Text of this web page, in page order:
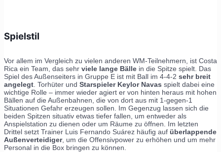
Spielstil
Vor allem im Vergleich zu vielen anderen WM-Teilnehmern, ist Costa
Rica ein Team, das sehr viele lange Bälle in die Spitze spielt. Das
Spiel des Außenseiters in Gruppe E ist mit Ball im 4-4-2 sehr breit
angelegt . Torhüter und Starspieler Keylor Navas spielt dabei eine
wichtige Rolle – immer wieder agiert er von hinten heraus mit hohen
Bällen auf die Außenbahnen, die von dort aus mit 1-gegen-1
Situationen Gefahr erzeugen sollen. Im Gegenzug lassen sich die
beiden Spitzen situativ etwas tiefer fallen, um entweder als
Anspielstation zu dienen oder um Räume zu öffnen. Im letzten
Drittel setzt Trainer Luis Fernando Suárez häufig auf überlappende
Außenverteidiger, um die Offensivpower zu erhöhen und um mehr
Personal in die Box bringen zu können.